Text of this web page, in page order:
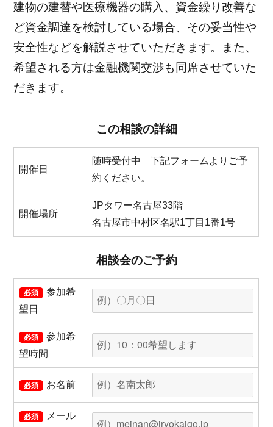
建物の建替や医療機器の購入、資金繰り改善な
ど資金調達を検討している場合、その妥当性や
安全性などを解説させていただきます。また、
希望される方は金融機関交渉も同席させていた
だきます。
この相談の詳細
開催日
随時受付中 下記フォームよりご予
約ください。
開催場所
JPタワー名古屋33階
名古屋市中村区名駅1丁目1番1号
相談会のご予約
必須
参加希
望日
必須
参加希
望時間
必須 お名前
必須
メール